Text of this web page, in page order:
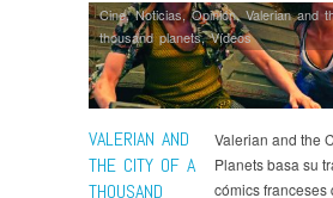
VALERIAN AND
THE CITY OF A
THOUSAND
Cine,Noticias,Opinión,Valerian and
thousand planets,Ví­deos
Valerian and the
Planets basa su
cómics franceses